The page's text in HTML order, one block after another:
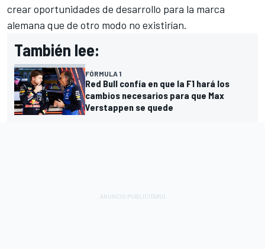
crear oportunidades de desarrollo para la marca
alemana que de otro modo no existirían.
También lee:
FÓRMULA 1
Red Bull confía en que la F1 hará los
cambios necesarios para que Max
Verstappen se quede